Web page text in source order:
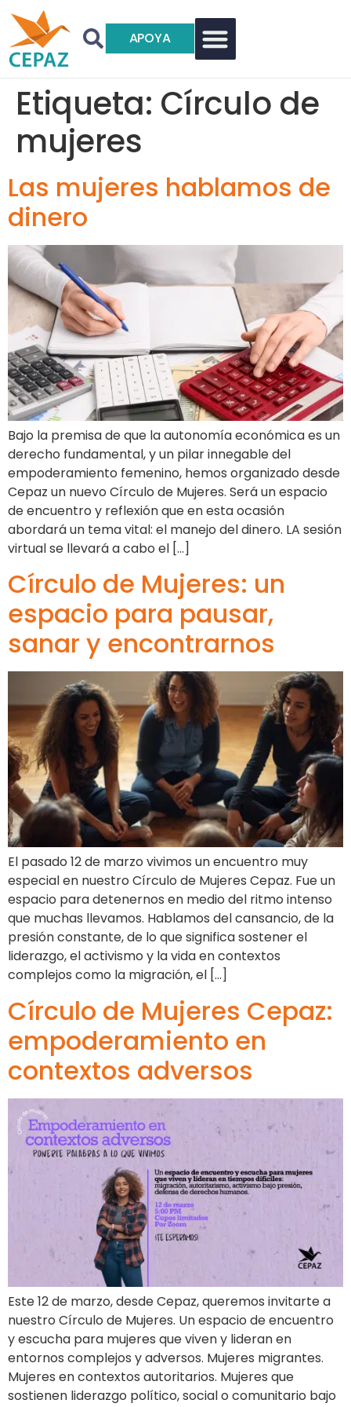
APOYA
Etiqueta: Círculo de
mujeres
Las mujeres hablamos de
dinero
Bajo la premisa de que la autonomía económica es un
derecho fundamental, y un pilar innegable del
empoderamiento femenino, hemos organizado desde
Cepaz un nuevo Círculo de Mujeres. Será un espacio
de encuentro y reflexión que en esta ocasión
abordará un tema vital: el manejo del dinero. LA sesión
virtual se llevará a cabo el […]
Círculo de Mujeres: un
espacio para pausar,
sanar y encontrarnos
El pasado 12 de marzo vivimos un encuentro muy
especial en nuestro Círculo de Mujeres Cepaz. Fue un
espacio para detenernos en medio del ritmo intenso
que muchas llevamos. Hablamos del cansancio, de la
presión constante, de lo que significa sostener el
liderazgo, el activismo y la vida en contextos
complejos como la migración, el […]
Círculo de Mujeres Cepaz:
empoderamiento en
contextos adversos
Este 12 de marzo, desde Cepaz, queremos invitarte a
nuestro Círculo de Mujeres. Un espacio de encuentro
y escucha para mujeres que viven y lideran en
entornos complejos y adversos. Mujeres migrantes.
Mujeres en contextos autoritarios. Mujeres que
sostienen liderazgo político, social o comunitario bajo